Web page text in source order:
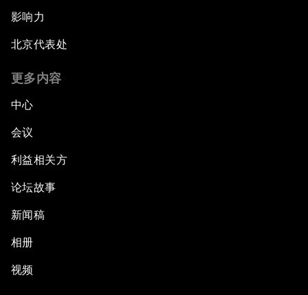
影响力
北京代表处
更多内容
中心
会议
利益相关方
论坛故事
新闻稿
相册
视频